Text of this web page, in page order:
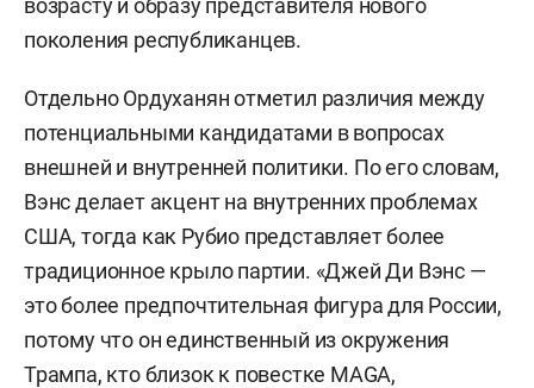
поколения республиканцев.
Отдельно Ордуханян отметил различия между
потенциальными кандидатами в вопросах
внешней и внутренней политики. По его словам,
Вэнс делает акцент на внутренних проблемах
США, тогда как Рубио представляет более
традиционное крыло партии. «Джей Ди Вэнс —
это более предпочтительная фигура для России,
потому что он единственный из окружения
Трампа, кто близок к повестке MAGA,